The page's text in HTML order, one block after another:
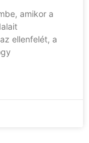
amikor a
ellenfelét, a